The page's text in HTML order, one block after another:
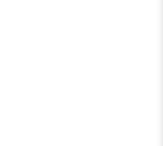
Hessen